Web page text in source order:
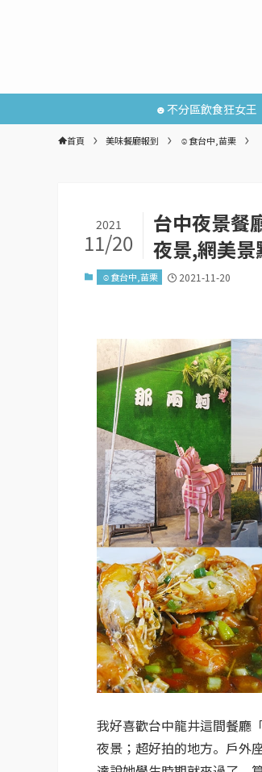
☻不分區飲食狂女王
首頁 美味餐廳報到 ☺食台中,苗栗
台中夜景餐
夜景,網美
2021
11/20
☺食台中,苗栗 2021-11-20
我好喜歡台中龍井這間餐廳
夜景；超好拍的地方。戶外